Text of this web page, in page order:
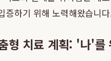
증하기 위해 노력해왔습니
형 치료 계획: '나'를